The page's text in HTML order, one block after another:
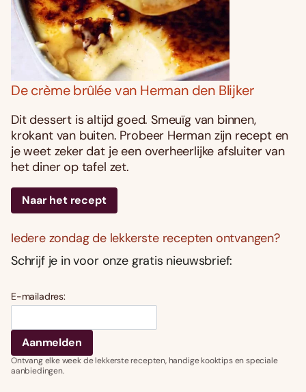
De crème brûlée van Herman den Blijker
Dit dessert is altijd goed. Smeuïg van binnen,
krokant van buiten. Probeer Herman zijn recept en
je weet zeker dat je een overheerlijke afsluiter van
het diner op tafel zet.
Naar het recept
Iedere zondag de lekkerste recepten ontvangen?
Schrijf je in voor onze gratis nieuwsbrief:
E-mailadres:
Ontvang elke week de lekkerste recepten, handige kooktips en speciale
aanbiedingen.